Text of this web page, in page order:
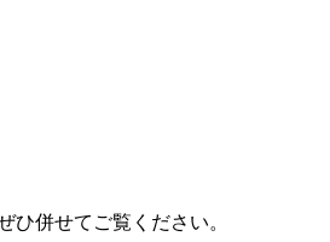
ひ併せてご覧ください。